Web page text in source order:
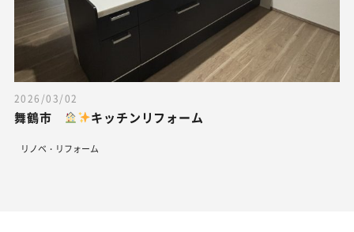
2026/03/02
舞鶴市 キッチンリフォーム
リノベ・リフォーム